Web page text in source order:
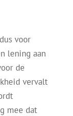
voor
lening aan
de
vervalt
mee dat